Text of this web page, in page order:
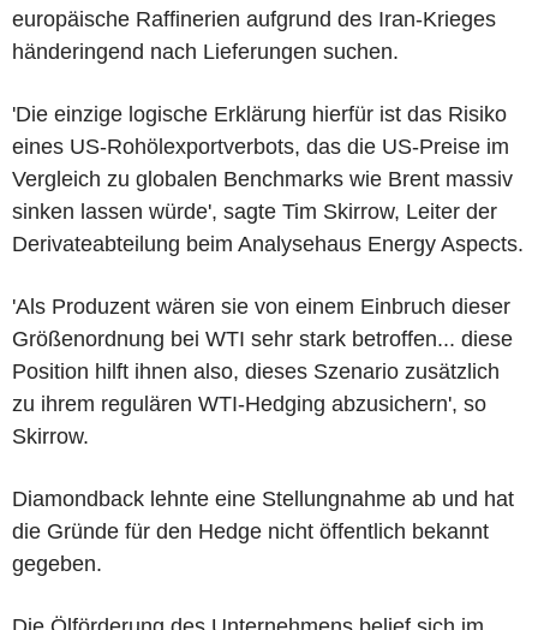
europäische Raffinerien aufgrund des Iran-Krieges
händeringend nach Lieferungen suchen.
'Die einzige logische Erklärung hierfür ist das Risiko
eines US-Rohölexportverbots, das die US-Preise im
Vergleich zu globalen Benchmarks wie Brent massiv
sinken lassen würde', sagte Tim Skirrow, Leiter der
Derivateabteilung beim Analysehaus Energy Aspects.
'Als Produzent wären sie von einem Einbruch dieser
Größenordnung bei WTI sehr stark betroffen... diese
Position hilft ihnen also, dieses Szenario zusätzlich
zu ihrem regulären WTI-Hedging abzusichern', so
Skirrow.
Diamondback lehnte eine Stellungnahme ab und hat
die Gründe für den Hedge nicht öffentlich bekannt
gegeben.